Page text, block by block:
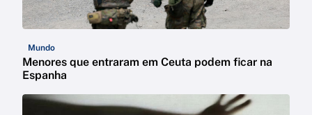
Mundo
Menores que entraram em Ceuta podem ficar na
Espanha